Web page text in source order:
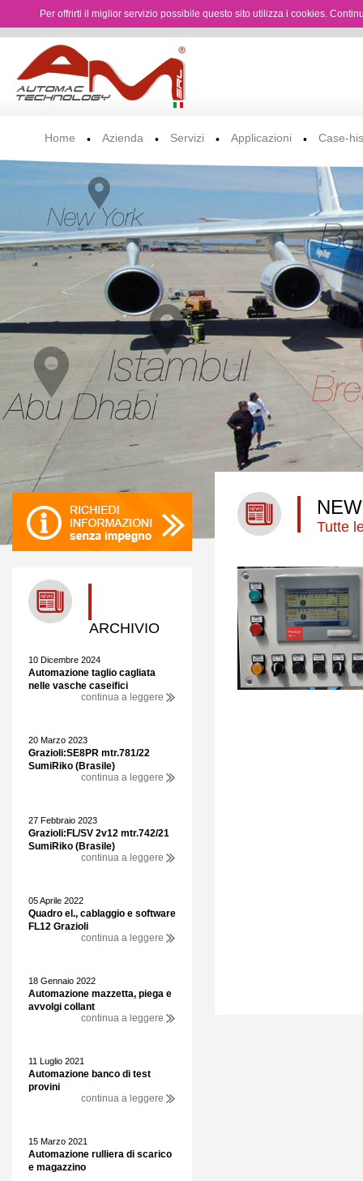
Per offrirti il miglior servizio possibile questo sito utilizza i cookies.
Home • Azienda • Servizi • Applicazioni • Case-
ARCHIVIO
10 Dicembre 2024
Automazione taglio cagliata
nelle vasche caseifici
continua a leggere
20 Marzo 2023
Grazioli:SE8PR mtr.781/22
SumiRiko (Brasile)
continua a leggere
27 Febbraio 2023
Grazioli:FL/SV 2v12 mtr.742/21
SumiRiko (Brasile)
continua a leggere
05 Aprile 2022
Quadro el., cablaggio e software
FL12 Grazioli
continua a leggere
18 Gennaio 2022
Automazione mazzetta, piega e
avvolgi collant
continua a leggere
11 Luglio 2021
Automazione banco di test
provini
continua a leggere
15 Marzo 2021
Automazione rulliera di scarico
e magazzino
Tutte